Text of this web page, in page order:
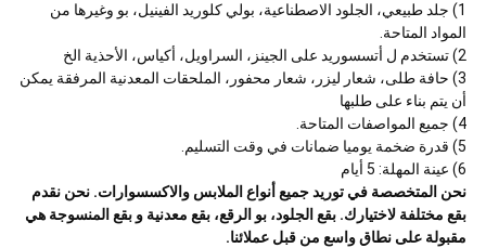
1) جلد طبيعي، الجلود الاصطناعية، بولي كلوريد الفينيل، بو وغيرها من
المواد المتاحة.
2) تستخدم ل أتسسوريد على الجينز، السراويل، أكياس، الأحذية الخ
3) حافة طلى، شعار ليزر، شعار محفور، الملحقات المعدنية المرفقة يمكن
أن يتم بناء على طلبها
4) جميع المواصفات المتاحة.
5) قدرة ضخمة يوميا ضمانات في وقت التسليم.
6) عينة المهلة: 5 أيام
نحن المتخصصة في توريد جميع أنواع الملابس والاكسسوارات. نحن نقدم
بقع مختلفة لاختيارك. بقع الجلود، بو الرقع، بقع معدنية و بقع المنسوجة هي
مقبولة على نطاق واسع من قبل عملائنا.